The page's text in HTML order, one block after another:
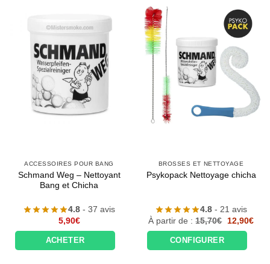
ACCESSOIRES POUR BANG
Schmand Weg – Nettoyant
Bang et Chicha
4.8 - 37 avis
5,90€
ACHETER
BROSSES ET NETTOYAGE
Psykopack Nettoyage chicha
4.8- 21 avis
À partir de :15,70€
Le
prix
15,70€.
12,90€Le
CONFIGURER